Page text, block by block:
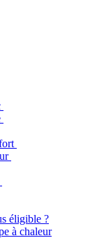
éligible ?
à chaleur